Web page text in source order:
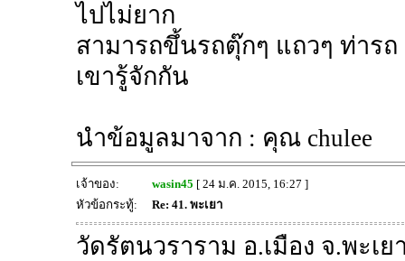
ไปไม่ยาก
สามารถขึ้นรถตุ๊กๆ แถวๆ ท่าร
เขารู้จักกัน
นำข้อมูลมาจาก : คุณ chulee
เจ้าของ: wasin45 [ 24 ม.ค. 2015, 16:27 ]
หัวข้อกระทู้:
Re: 41. พะเยา
วัดรัตนวราราม อ.เมือง จ.พะเย